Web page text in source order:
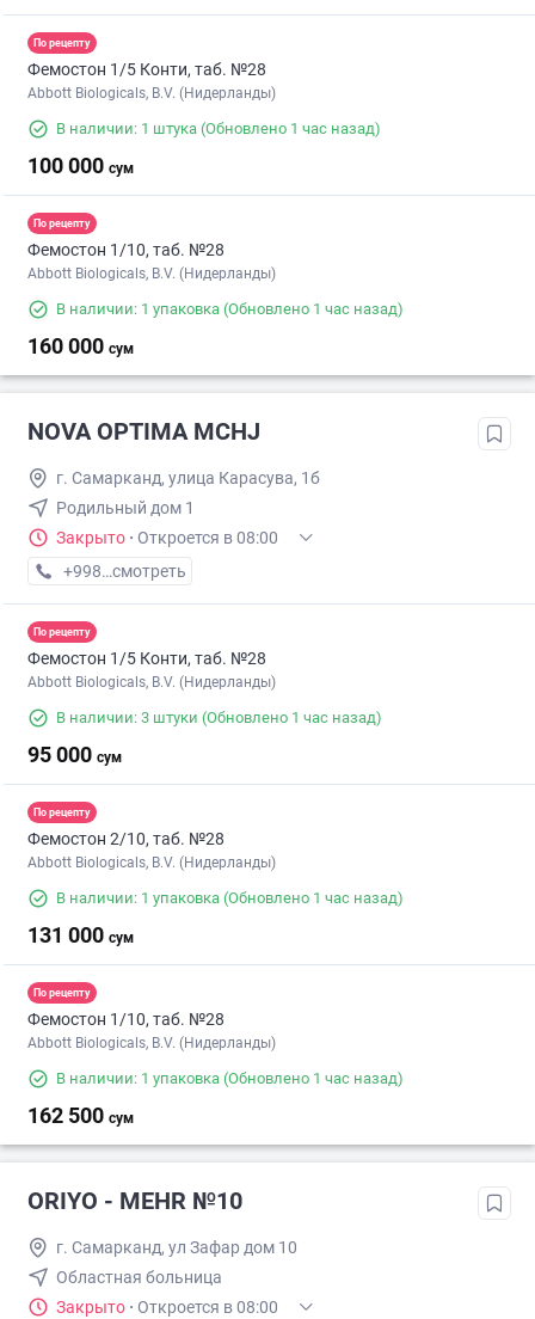
По рецепту
Фемостон 1/5 Конти, таб. №28
Abbott Biologicals, B.V. (Нидерланды)
В наличии: 1 штука (Обновлено 1 час назад)
100 000 сум
По рецепту
Фемостон 1/10, таб. №28
Abbott Biologicals, B.V. (Нидерланды)
В наличии: 1 упаковка (Обновлено 1 час назад)
160 000 сум
NOVA OPTIMA MCHJ
г. Самарканд, улица Карасува, 1б
Родильный дом 1
Закрыто · Откроется в 08:00
+998 (90) XXX-XX-XX
смотреть
По рецепту
Фемостон 1/5 Конти, таб. №28
Abbott Biologicals, B.V. (Нидерланды)
В наличии: 3 штуки (Обновлено 1 час назад)
95 000 сум
По рецепту
Фемостон 2/10, таб. №28
Abbott Biologicals, B.V. (Нидерланды)
В наличии: 1 упаковка (Обновлено 1 час назад)
131 000 сум
По рецепту
Фемостон 1/10, таб. №28
Abbott Biologicals, B.V. (Нидерланды)
В наличии: 1 упаковка (Обновлено 1 час назад)
162 500 сум
ORIYO - MEHR №10
г. Самарканд, ул Зафар дом 10
Областная больница
Закрыто · Откроется в 08:00